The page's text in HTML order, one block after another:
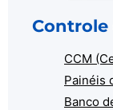
Controle
CCM
Painéis
Banco